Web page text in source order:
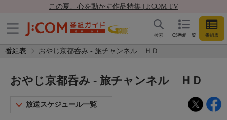
この夏、心を動かす作品特集 | J:COM TV
CS番組一覧 番組表
検索
番組表 おやじ京都呑み - 旅チャンネル ＨＤ
おやじ京都呑み - 旅チャンネル ＨＤ
放送スケジュール一覧